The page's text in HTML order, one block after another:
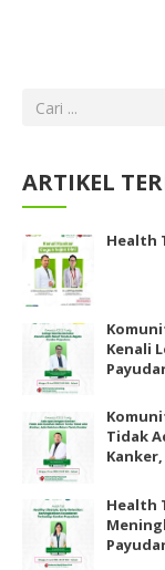
ARTIKEL
Health
Kenali
Tidak
Health